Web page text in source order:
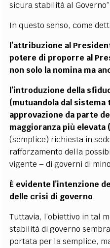
sicura stabilità al
In questo senso, come
l’attribuzione al
potere di proporre al
non solo la nomina ma
l’introduzione della
(mutuandola dal sistema
approvazione da parte
maggioranza più elevata
(semplice) richiesta in
rafforzamento della
vigente – di governi di
È evidente l’intenzione
delle crisi di governo.
Tuttavia, l’obiettivo in tal
stabilità di governo
portata per la semplice,